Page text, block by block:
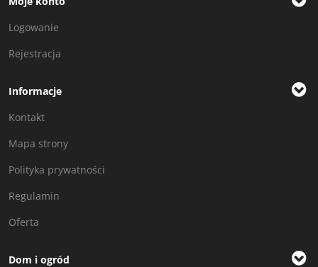
Logowanie
Rejestracja
Informacje
Kontakt
Mapa strony
Polityka prywatności
Regulamin
Oferta
Dom i ogród